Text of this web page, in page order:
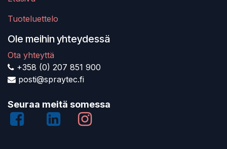
Tuoteluettelo
Ole meihin yhteydessä
Ota yhteyttä
+358 (0) 207 851 900
posti@spraytec.fi
Seuraa meitä somessa